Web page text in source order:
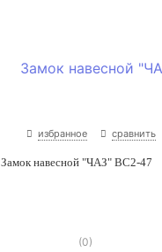
избранное сравнить
Замок навесной "ЧАЗ" ВС2-47
(0)